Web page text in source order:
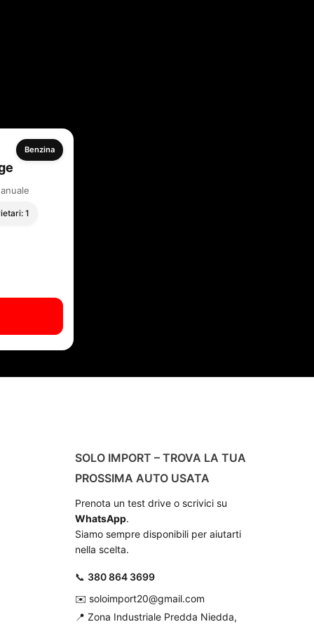
Benzina
1
SOLO IMPORT – TROVA LA TUA
PROSSIMA AUTO USATA
Prenota un test drive o scrivici su
WhatsApp.
Siamo sempre disponibili per aiutarti
nella scelta.
📞 380 864 3699
✉️ soloimport20@gmail.com
📍Zona Industriale Predda Niedda,